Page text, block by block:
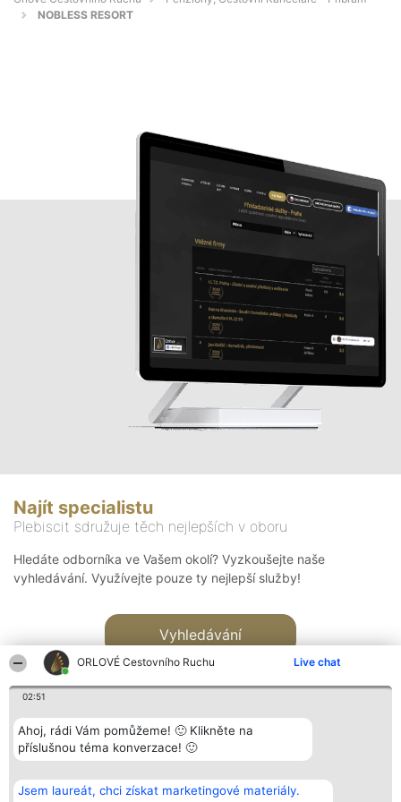
ORLOVÉ Cestovního Ruchu Live chat
02:51
Ahoj, rádi Vám pomůžeme! 🙂 Klikněte na
příslušnou téma konverzace! 🙂
Jsem laureát, chci získat marketingové materiály.
NOBLESS RESORT
Najít specialistu
Plebiscit sdružuje těch nejlepších v oboru
Hledáte odborníka ve Vašem okolí? Vyzkoušejte naše
vyhledávání. Využívejte pouze ty nejlepší služby!
Vyhledávání
Bright Side Solutions sp. z o.
o. sp. k.
Vítězové
Seznam všech
Kontakt